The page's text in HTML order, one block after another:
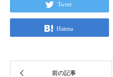
Tweet
Hatena